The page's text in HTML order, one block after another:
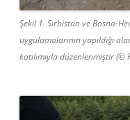
Şekil 1. Sırbistan ve Bosna-
uygulamalarının yapıldığı
katılımıyla düzenlenmiştir (©